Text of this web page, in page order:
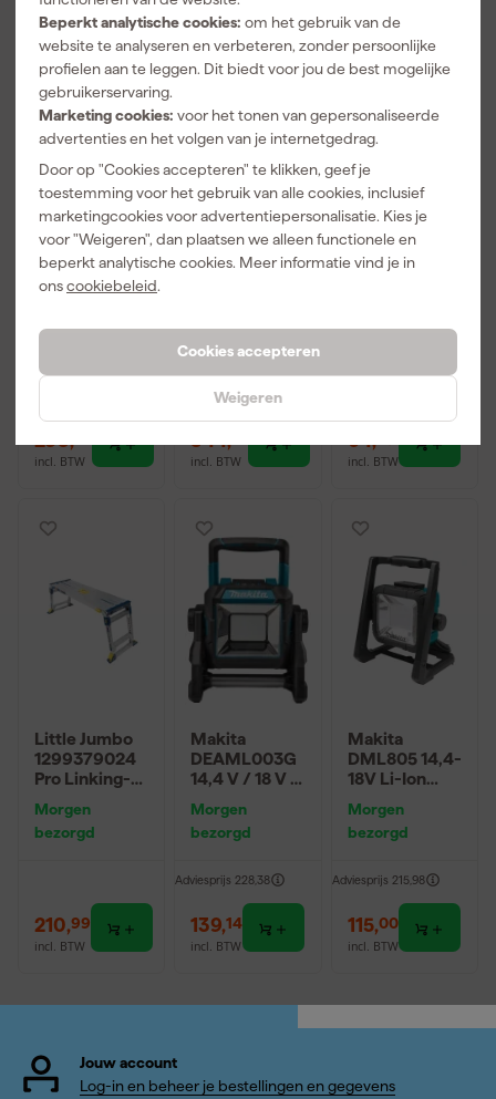
Beperkt analytische cookies: om het gebruik van de
website te analyseren en verbeteren, zonder persoonlijke
profielen aan te leggen. Dit biedt voor jou de best mogelijke
gebruikerservaring.
Marketing cookies: voor het tonen van gepersonaliseerde
advertenties en het volgen van je internetgedrag.
Door op "Cookies accepteren" te klikken, geef je
toestemming voor het gebruik van alle cookies, inclusief
marketingcookies voor advertentiepersonalisatie. Kies je
voor "Weigeren", dan plaatsen we alleen functionele en
beperkt analytische cookies. Meer informatie vind je in
onscookiebeleid.
Cookies accepteren
Weigeren
Little Jumbo
1223790832
Modul
1 x 2 treden -
- tot 150kg
Morgen
incl. BTW
Little Jumbo
1223790833
1 x 3 treden -
400 x 560mm
- tot 150kg
Dinsdag
bezorgd
incl. BTW
Little Jumbo
1299310898
700 x 300 x
110kg
Morgen
incl. BTW
Little Jumbo
1299379024
Pro Linking-
telescopisch
werkbordes -
Morgen
bezorgd
210,99
incl. BTW
Makita
DEAML003G
14,4 V / 18 V /
(XGT/LXT) Li-
ion accu
body -
Morgen
bezorgd
Adviesprijs 228,38
139,14
incl. BTW
Makita
DML805 14,4-
18V Li-Ion
lamp - werkt
op netstroom
750Lm
Morgen
bezorgd
Adviesprijs 215,98
115,00
incl. BTW
Jouw account
Log-in en beheer je bestellingen en gegevens